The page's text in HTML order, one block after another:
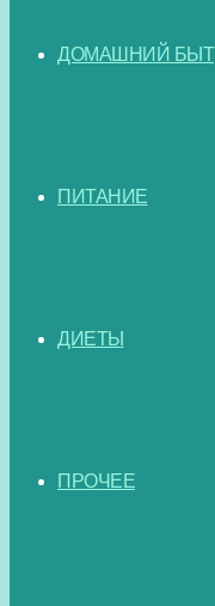
ДОМАШНИЙ БЫТ
ПИТАНИЕ
ДИЕТЫ
ПРОЧЕЕ